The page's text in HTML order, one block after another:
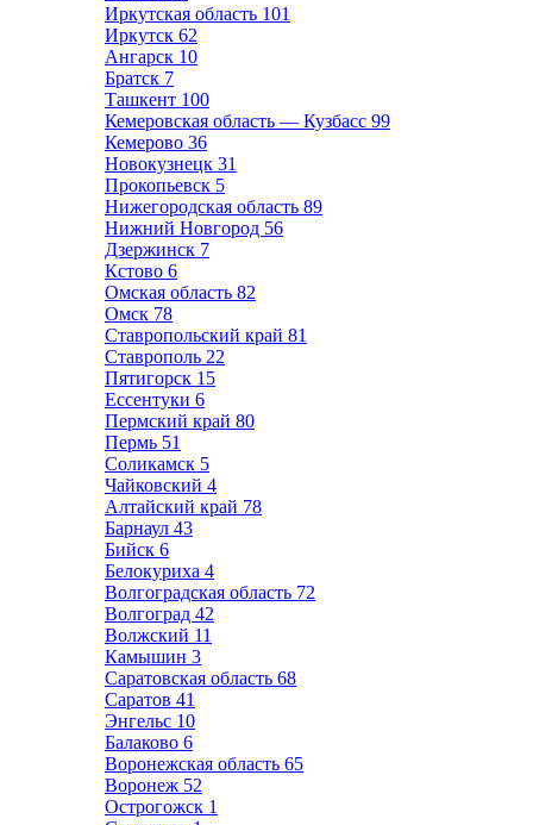
Иркутская область 101
Иркутск 62
Ангарск 10
Братск 7
Ташкент 100
Кемеровская область — Кузбасс 99
Кемерово 36
Новокузнецк 31
Прокопьевск 5
Нижегородская область 89
Нижний Новгород 56
Дзержинск 7
Кстово 6
Омская область 82
Омск 78
Ставропольский край 81
Ставрополь 22
Пятигорск 15
Ессентуки 6
Пермский край 80
Пермь 51
Соликамск 5
Чайковский 4
Алтайский край 78
Барнаул 43
Бийск 6
Белокуриха 4
Волгоградская область 72
Волгоград 42
Волжский 11
Камышин 3
Саратовская область 68
Саратов 41
Энгельс 10
Балаково 6
Воронежская область 65
Воронеж 52
Острогожск 1